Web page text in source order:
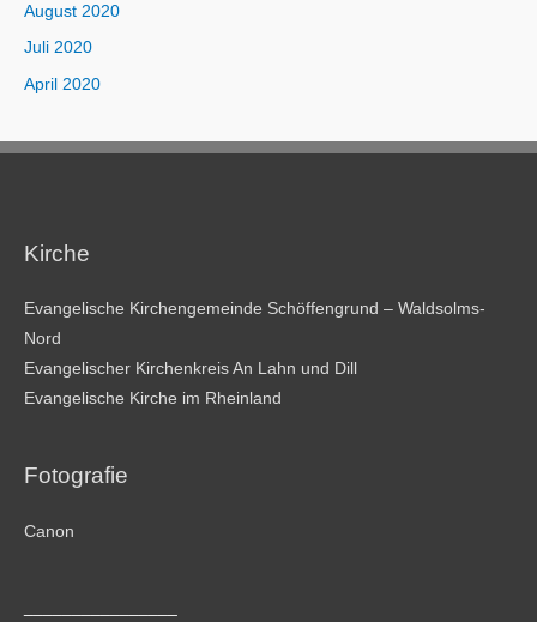
August 2020
Juli 2020
April 2020
Kirche
Evangelische Kirchengemeinde Schöffengrund – Waldsolms-
Nord
Evangelischer Kirchenkreis An Lahn und Dill
Evangelische Kirche im Rheinland
Fotografie
Canon